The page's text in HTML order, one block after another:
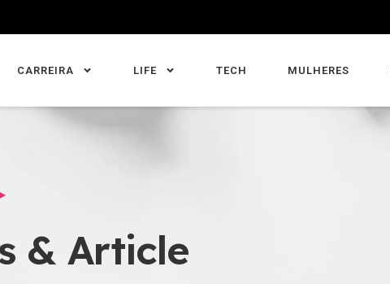
CARREIRA LIFE TECH MULHERES
& Article